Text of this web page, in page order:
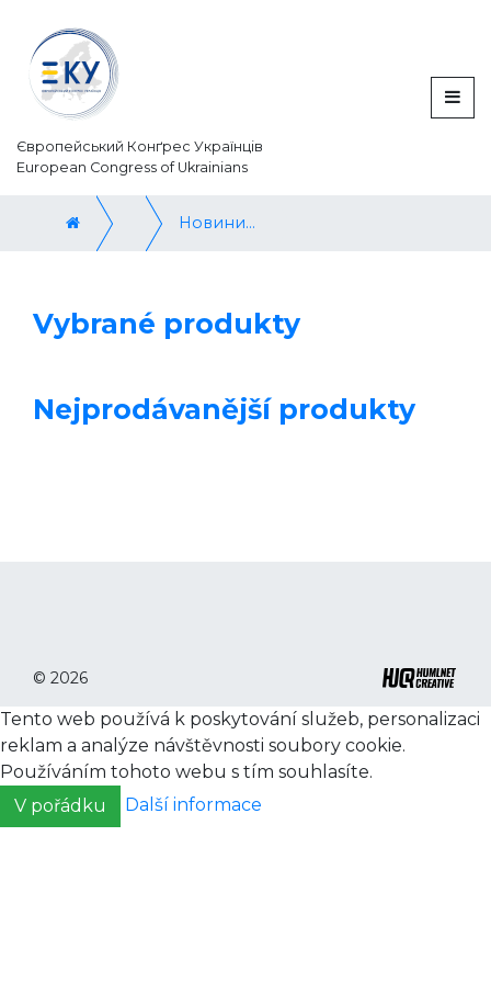
Європейський Конґрес Українців
European Congress of Ukrainians
Новини / News
Vybrané produkty
Nejprodávanější produkty
© 2026
Tento web používá k poskytování služeb, personalizaci
reklam a analýze návštěvnosti soubory cookie.
Používáním tohoto webu s tím souhlasíte.
V pořádku
Další informace